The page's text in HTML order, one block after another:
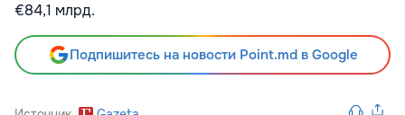
€84,1 млрд.
Подпишитесь на новости Point.md в Google